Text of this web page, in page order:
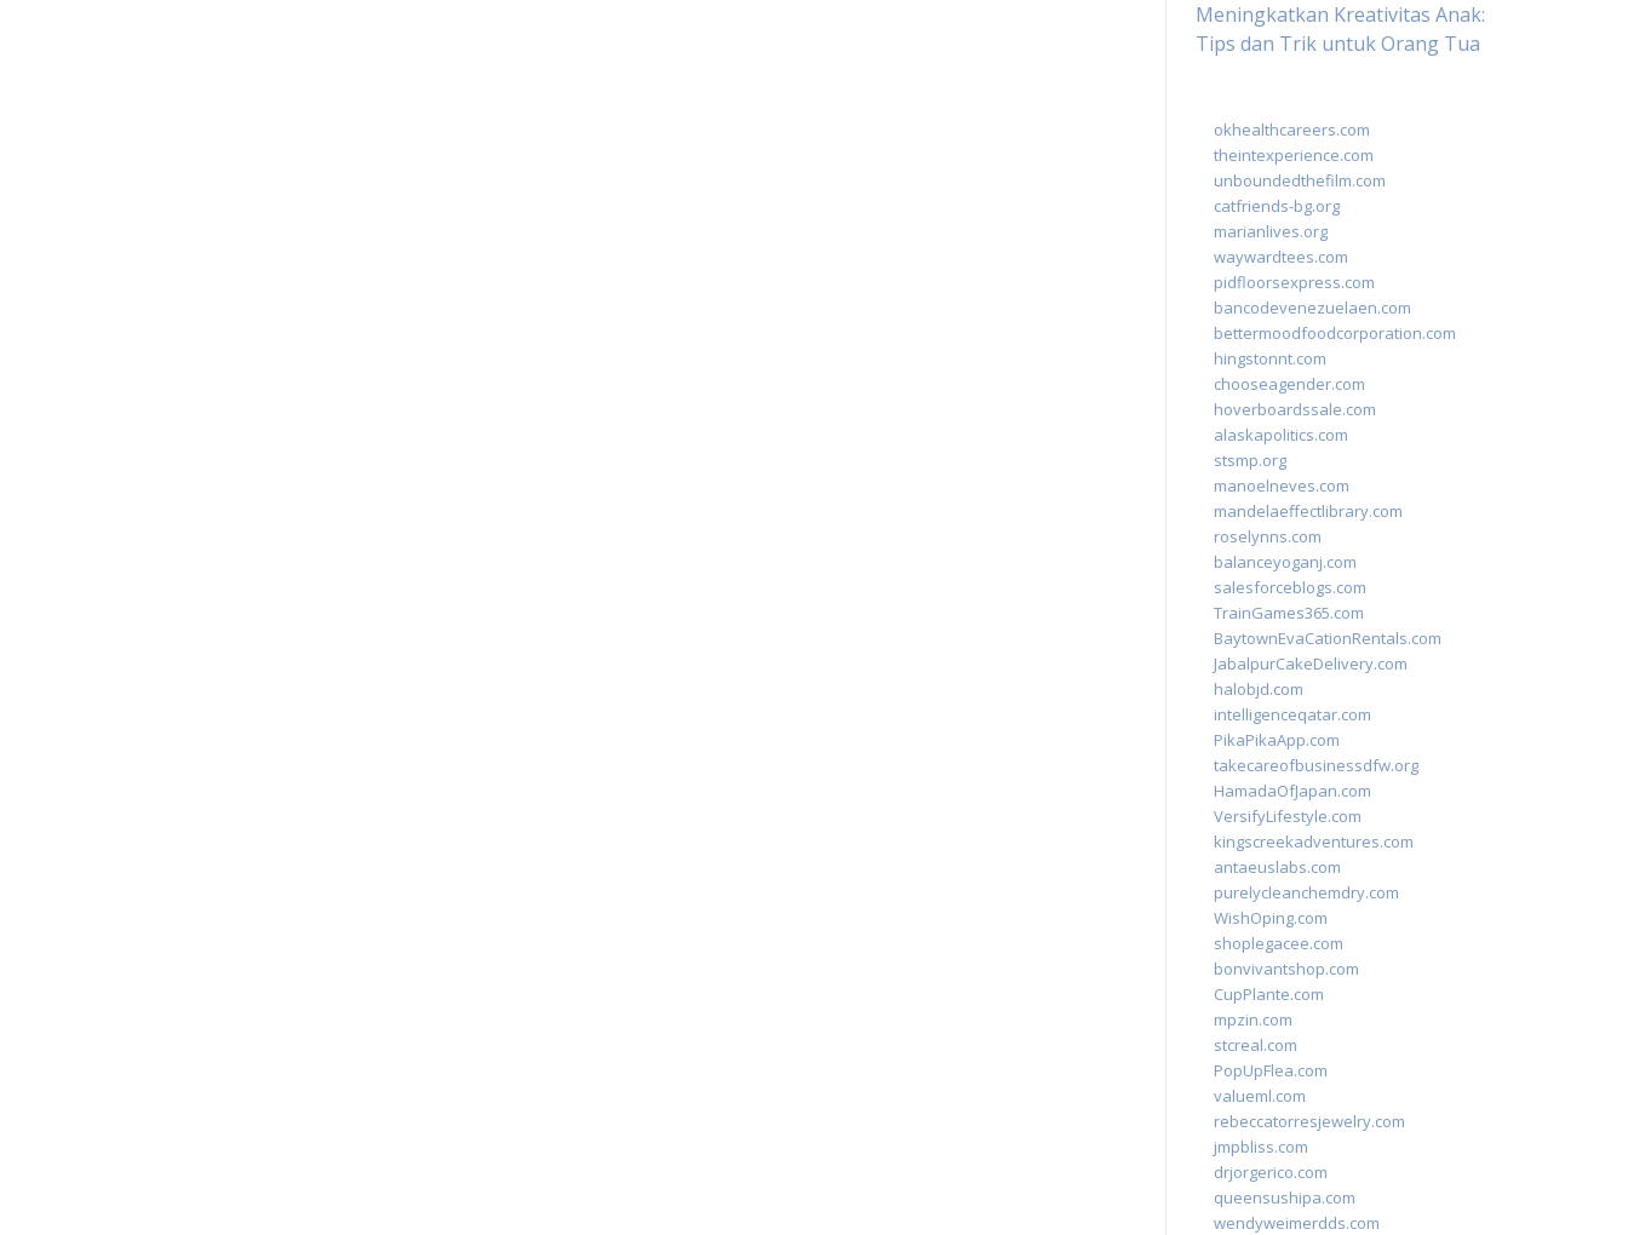
Meningkatkan Kreativitas Anak:
Tips dan Trik untuk Orang Tua
okhealthcareers.com
theintexperience.com
unboundedthefilm.com
catfriends-bg.org
marianlives.org
waywardtees.com
pidfloorsexpress.com
bancodevenezuelaen.com
bettermoodfoodcorporation.com
hingstonnt.com
chooseagender.com
hoverboardssale.com
alaskapolitics.com
stsmp.org
manoelneves.com
mandelaeffectlibrary.com
roselynns.com
balanceyoganj.com
salesforceblogs.com
TrainGames365.com
BaytownEvaCationRentals.com
JabalpurCakeDelivery.com
halobjd.com
intelligenceqatar.com
PikaPikaApp.com
takecareofbusinessdfw.org
HamadaOfJapan.com
VersifyLifestyle.com
kingscreekadventures.com
antaeuslabs.com
purelycleanchemdry.com
WishOping.com
shoplegacee.com
bonvivantshop.com
CupPlante.com
mpzin.com
stcreal.com
PopUpFlea.com
valueml.com
rebeccatorresjewelry.com
jmpbliss.com
drjorgerico.com
queensushipa.com
wendyweimerdds.com